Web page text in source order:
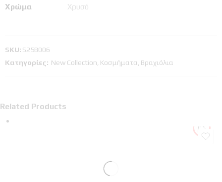
Χρώμα
Χρυσό
SKU: S25B006
Κατηγορίες: New Collection Κοσμήματα Βραχιόλια
Related Products